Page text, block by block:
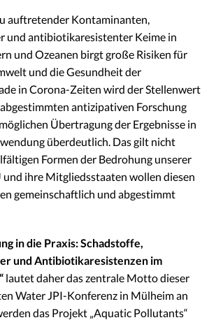
auftretender Kontaminanten,
und antibiotikaresistenter Keime in
und Ozeanen birgt große Risiken für
und die Gesundheit der
in Corona-Zeiten wird der Stellenwert
antizipativen Forschung
Übertragung der Ergebnisse in
überdeutlich. Das gilt nicht
Formen der Bedrohung unserer
und ihre Mitgliedsstaaten wollen diesen
gemeinschaftlich und abgestimmt
in die Praxis: Schadstoffe,
und Antibiotikaresistenzen im
lautet daher das zentrale Motto dieser
Water JPI-Konferenz in Mülheim an
das Projekt „Aquatic Pollutants“